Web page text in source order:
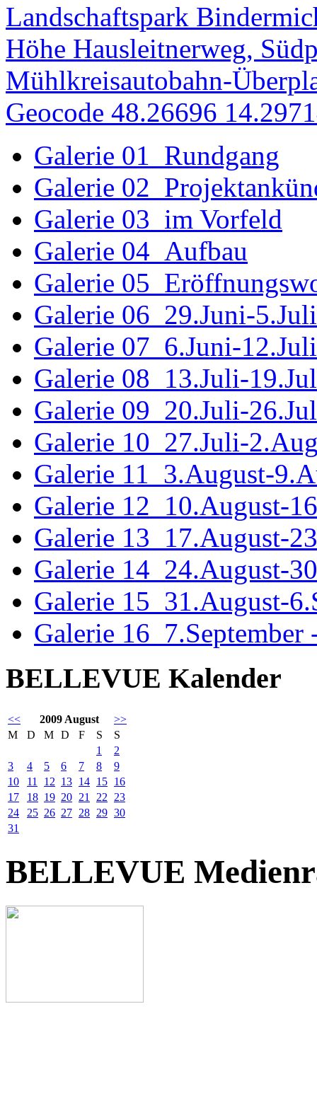
Landschaftspark
Höhe Hausleitnerweg,
Mühlkreisautobahn-
Geocode 48.26696
Galerie 01_Rundgang
Galerie
Galerie 03_im Vorfeld
Galerie 04_Aufbau
Galerie
Galerie 06_29.Juni-5.Juli
Galerie 07_6.Juni-12.Juli
Galerie 08_13.Juli-
Galerie 09_20.Juli-
Galerie 10_27.Juli-
Galerie 11_3.August-
Galerie 12_10.August-
Galerie 13_17.August-
Galerie 14_24.August-
Galerie 15_31.August-
Galerie 16_7.September
BELLEVUE Kalender
<< 2009 August
>>
M
D M D F S
S
1
2
3
4 5 6 7 8
9
10
11 12 13 14 15 16
17
18 19 20 21 22
23
24
25 26 27 28 29 30
31
BELLEVUE